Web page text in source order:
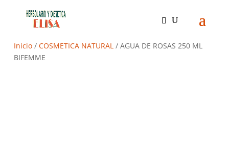
Inicio/ COSMETICA NATURAL/ AGUA DE ROSAS 250 ML
BIFEMME